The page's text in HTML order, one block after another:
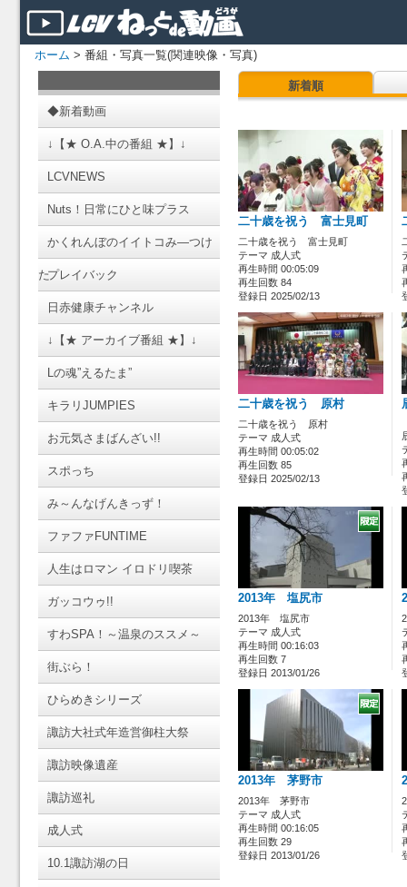
ホーム > 番組・写真一覧(関連映像・写真)
◆新着動画
↓【★ O.A.中の番組 ★】↓
LCVNEWS
Nuts！日常にひと味プラス
かくれんぼのイイトコみ―つけ
たプレイバック
日赤健康チャンネル
↓【★ アーカイブ番組 ★】↓
Lの魂”えるたま”
キラリJUMPIES
お元気さまばんざい!!
スポっち
み～んなげんきっず！
ファファFUNTIME
人生はロマン イロドリ喫茶
ガッコウゥ!!
すわSPA！～温泉のススメ～
街ぶら！
ひらめきシリーズ
諏訪大社式年造営御柱大祭
諏訪映像遺産
諏訪巡礼
成人式
10.1諏訪湖の日
新着順
二十歳を祝う 富士見町
二十歳を祝う 富士見町
テーマ 成人式
再生時間 00:05:09
再生回数 84
登録日 2025/02/13
二十歳を祝う 原村
二十歳を祝う 原村
テーマ 成人式
再生時間 00:05:02
再生回数 85
登録日 2025/02/13
2013年 塩尻市
2013年 塩尻市
テーマ 成人式
再生時間 00:16:03
再生回数 7
登録日 2013/01/26
2013年 茅野市
2013年 茅野市
テーマ 成人式
再生時間 00:16:05
再生回数 29
登録日 2013/01/26